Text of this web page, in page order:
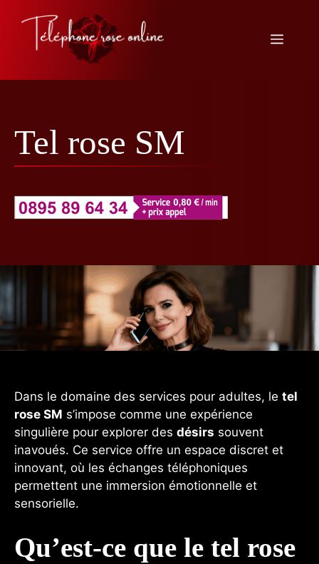
contenu
Menu
Tel rose SM
Dans le domaine des services pour adultes, le tel
rose SM s’impose comme une expérience
singulière pour explorer des désirs souvent
inavoués. Ce service offre un espace discret et
innovant, où les échanges téléphoniques
permettent une immersion émotionnelle et
sensorielle.
Qu’est-ce que le tel rose